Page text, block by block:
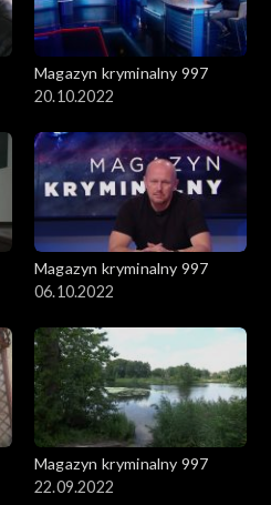
Magazyn kryminalny 997
20.10.2022
Magazyn kryminalny 997
06.10.2022
Magazyn kryminalny 997
22.09.2022